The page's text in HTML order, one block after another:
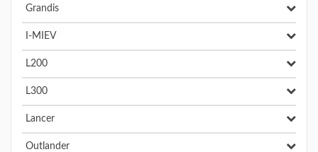
Grandis
I-MIEV
L200
L300
Lancer
Outlander